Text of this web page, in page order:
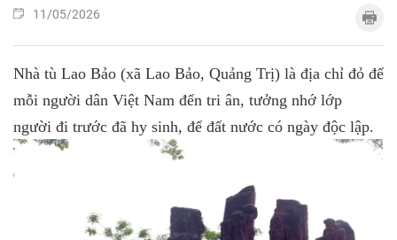
11/05/2026
Nhà tù Lao Bảo (xã Lao Bảo, Quảng Trị) là địa chỉ đỏ để
mỗi người dân Việt Nam đến tri ân, tưởng nhớ lớp
người đi trước đã hy sinh, để đất nước có ngày độc lập.